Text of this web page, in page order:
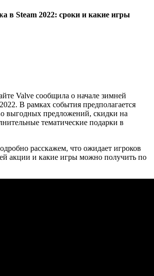
в Steam 2022: сроки и какие игры
Valve сообщила о начале зимней
В рамках события предполагается
выгодных предложений, скидки на
тематические подарки в
расскажем, что ожидает игроков
акции и какие игры можно получить по